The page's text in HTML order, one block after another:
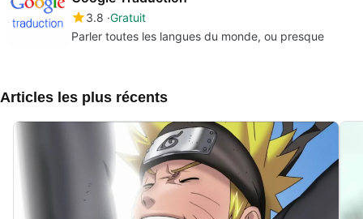
3.8 Gratuit
Parler toutes les langues du monde, ou presque
Articles les plus récents